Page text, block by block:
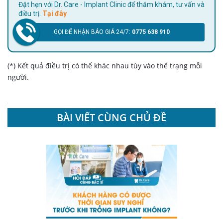
Đặt hẹn với Dr. Care - Implant Clinic để thăm khám, tư vấn và
điều trị. Tại đây
GỌI ĐỂ NHẬN BÁO GIÁ 24/7: 0775 638 910
(*) Kết quả điều trị có thể khác nhau tùy vào thể trạng mỗi
người.
BÀI VIẾT CÙNG CHỦ ĐỀ